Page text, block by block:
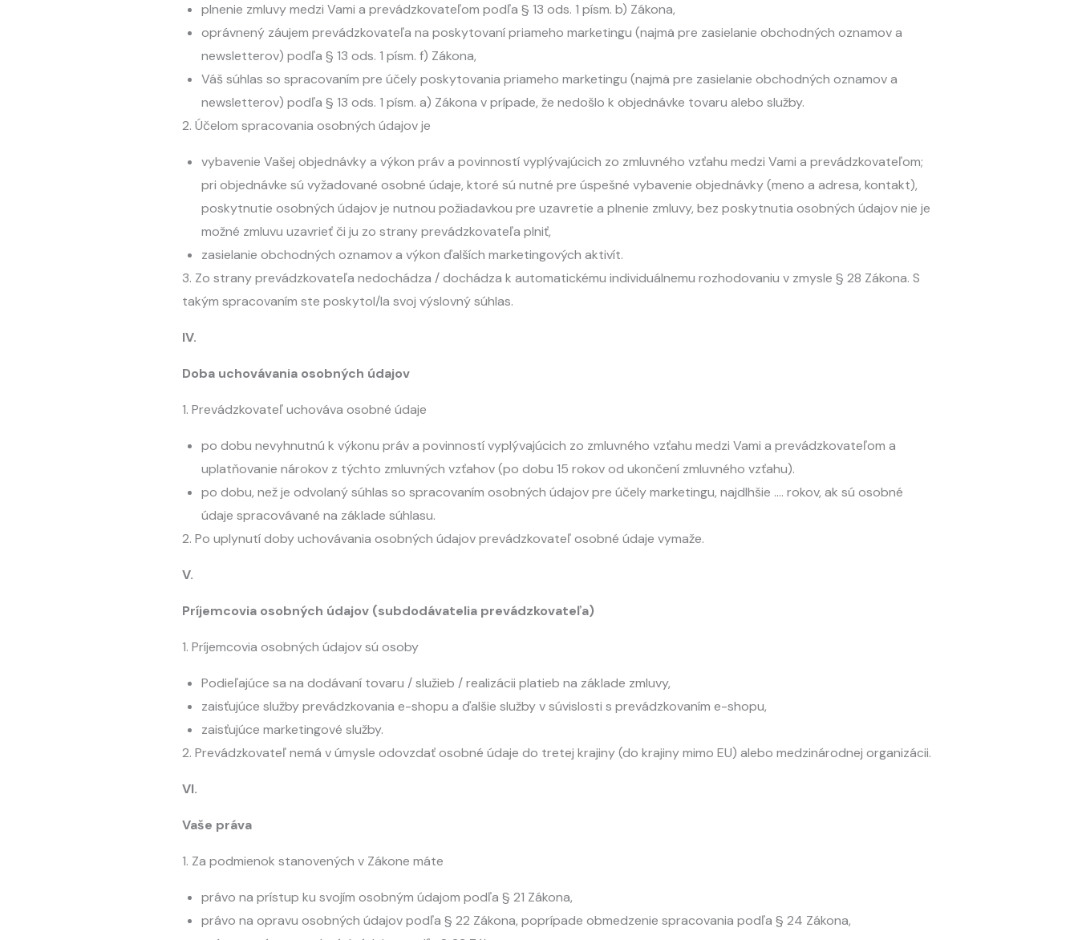
plnenie zmluvy medzi Vami a prevádzkovateľom podľa § 13 ods. 1 písm. b) Zákona,
oprávnený záujem prevádzkovateľa na poskytovaní priameho marketingu (najmä pre zasielanie obchodných oznamov a
newsletterov) podľa § 13 ods. 1 písm. f) Zákona,
Váš súhlas so spracovaním pre účely poskytovania priameho marketingu (najmä pre zasielanie obchodných oznamov a
newsletterov) podľa § 13 ods. 1 písm. a) Zákona v prípade, že nedošlo k objednávke tovaru alebo služby.
2. Účelom spracovania osobných údajov je
vybavenie Vašej objednávky a výkon práv a povinností vyplývajúcich zo zmluvného vzťahu medzi Vami a prevádzkovateľom;
pri objednávke sú vyžadované osobné údaje, ktoré sú nutné pre úspešné vybavenie objednávky (meno a adresa, kontakt),
poskytnutie osobných údajov je nutnou požiadavkou pre uzavretie a plnenie zmluvy, bez poskytnutia osobných údajov nie je
možné zmluvu uzavrieť či ju zo strany prevádzkovateľa plniť,
zasielanie obchodných oznamov a výkon ďalších marketingových aktivít.
3. Zo strany prevádzkovateľa nedochádza / dochádza k automatickému individuálnemu rozhodovaniu v zmysle § 28 Zákona. S
takým spracovaním ste poskytol/la svoj výslovný súhlas.
IV.
Doba uchovávania osobných údajov
1. Prevádzkovateľ uchováva osobné údaje
po dobu nevyhnutnú k výkonu práv a povinností vyplývajúcich zo zmluvného vzťahu medzi Vami a prevádzkovateľom a
uplatňovanie nárokov z týchto zmluvných vzťahov (po dobu 15 rokov od ukončení zmluvného vzťahu).
po dobu, než je odvolaný súhlas so spracovaním osobných údajov pre účely marketingu, najdlhšie …. rokov, ak sú osobné
údaje spracovávané na základe súhlasu.
2. Po uplynutí doby uchovávania osobných údajov prevádzkovateľ osobné údaje vymaže.
V.
Príjemcovia osobných údajov (subdodávatelia prevádzkovateľa)
1. Príjemcovia osobných údajov sú osoby
Podieľajúce sa na dodávaní tovaru / služieb / realizácii platieb na základe zmluvy,
zaisťujúce služby prevádzkovania e-shopu a ďalšie služby v súvislosti s prevádzkovaním e-shopu,
zaisťujúce marketingové služby.
2. Prevádzkovateľ nemá v úmysle odovzdať osobné údaje do tretej krajiny (do krajiny mimo EU) alebo medzinárodnej organizácii.
VI.
Vaše práva
1. Za podmienok stanovených v Zákone máte
právo na prístup ku svojím osobným údajom podľa § 21 Zákona,
právo na opravu osobných údajov podľa § 22 Zákona, poprípade obmedzenie spracovania podľa § 24 Zákona,